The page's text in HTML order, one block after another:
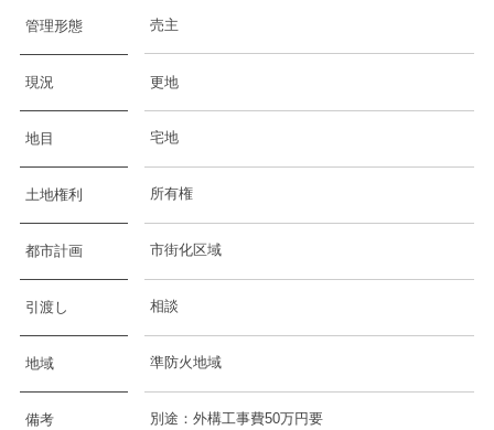
管理形態 売主
現況 更地
地目 宅地
土地権利 所有権
都市計画 市街化区域
引渡し 相談
地域 準防火地域
備考 別途：外構工事費50万円要